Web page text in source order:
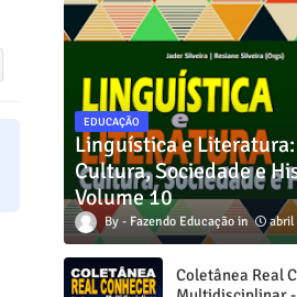
EDUCAÇÃO
Linguística e Literatura:
Cultura, Sociedade e
Volume 10
Fazendo Educação abril
Coletânea Real